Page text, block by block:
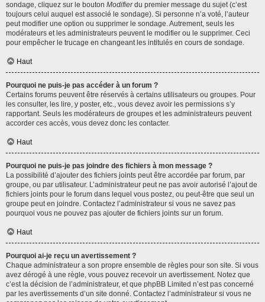
sondage, cliquez sur le bouton Modifierdu premier message du sujet (c’est
toujours celui auquel est associé le sondage). Si personne n’a voté, l’auteur
peut modifier une option ou supprimer le sondage. Autrement, seuls les
modérateurs et les administrateurs peuvent le modifier ou le supprimer. Ceci
pour empêcher le trucage en changeant les intitulés en cours de sondage.
Haut
Pourquoi ne puis-je pas accéder à un forum ?
Certains forums peuvent être réservés à certains utilisateurs ou groupes. Pour
les consulter, les lire, y poster, etc., vous devez avoir les permissions s’y
rapportant. Seuls les modérateurs de groupes et les administrateurs peuvent
accorder ces accès, vous devez donc les contacter.
Haut
Pourquoi ne puis-je pas joindre des fichiers à mon message ?
La possibilité d’ajouter des fichiers joints peut être accordée par forum, par
groupe, ou par utilisateur. L’administrateur peut ne pas avoir autorisé l’ajout de
fichiers joints pour le forum dans lequel vous postez, ou peut-être que seul un
groupe peut en joindre. Contactez l’administrateur si vous ne savez pas
pourquoi vous ne pouvez pas ajouter de fichiers joints sur un forum.
Haut
Pourquoi ai-je reçu un avertissement ?
Chaque administrateur a son propre ensemble de règles pour son site. Si vous
avez dérogé à une règle, vous pouvez recevoir un avertissement. Notez que
c’est la décision de l’administrateur, et que phpBB Limited n’est pas concerné
par les avertissements d’un site donné. Contactez l’administrateur si vous ne